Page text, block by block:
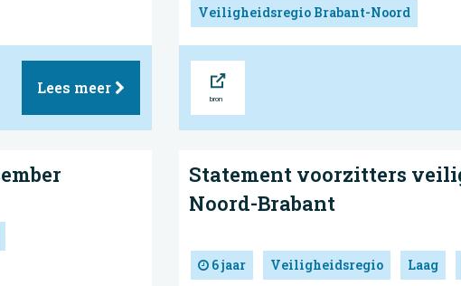
Lees meer
Veiligheidsregio Brabant-Noord
Statement voorzitters
Noord-Brabant
6 jaar Veiligheidsregio Laag